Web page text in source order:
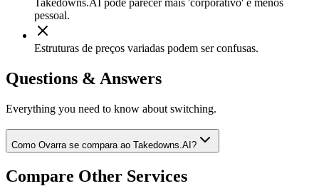
Takedowns.AI pode parecer mais 'corporativo' e menos
pessoal.
Estruturas de preços variadas podem ser confusas.
Questions & Answers
Everything you need to know about switching.
Como Ovarra se compara ao Takedowns.AI?
Compare Other Services